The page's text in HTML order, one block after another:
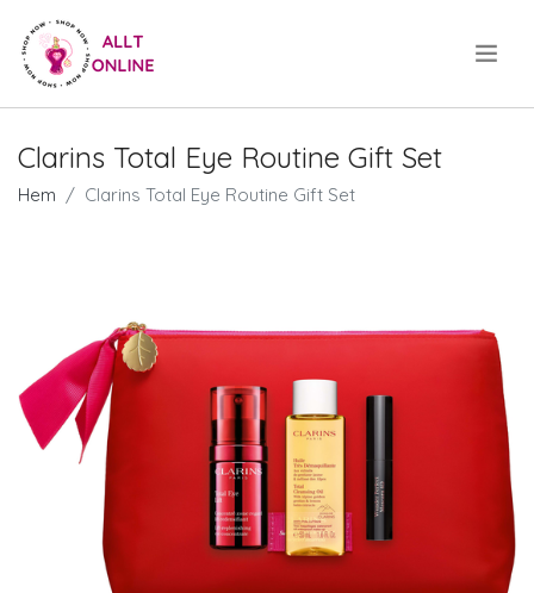
Clarins Total Eye Routine Gift Set
Hem Clarins Total Eye Routine Gift Set